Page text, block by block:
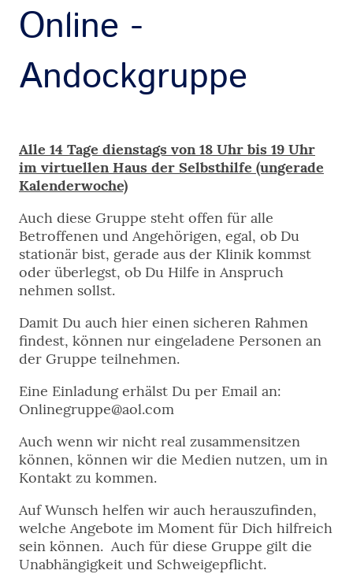
Online -
Andockgruppe
Alle 14 Tage dienstags von 18 Uhr bis 19 Uhr
im virtuellen Haus der Selbsthilfe (ungerade
Kalenderwoche)
Auch diese Gruppe steht offen für alle
Betroffenen und Angehörigen, egal, ob Du
stationär bist, gerade aus der Klinik kommst
oder überlegst, ob Du Hilfe in Anspruch
nehmen sollst.
Damit Du auch hier einen sicheren Rahmen
findest, können nur eingeladene Personen an
der Gruppe teilnehmen.
Eine Einladung erhälst Du per Email an:
Onlinegruppe@aol.com
Auch wenn wir nicht real zusammensitzen
können, können wir die Medien nutzen, um in
Kontakt zu kommen.
Auf Wunsch helfen wir auch herauszufinden,
welche Angebote im Moment für Dich hilfreich
sein können. Auch für diese Gruppe gilt die
Unabhängigkeit und Schweigepflicht.